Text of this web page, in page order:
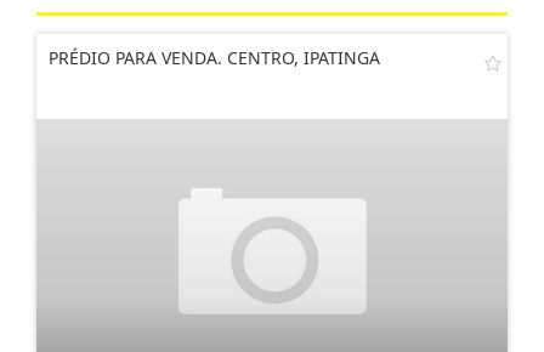
PRÉDIO PARA VENDA. CENTRO, IPATINGA